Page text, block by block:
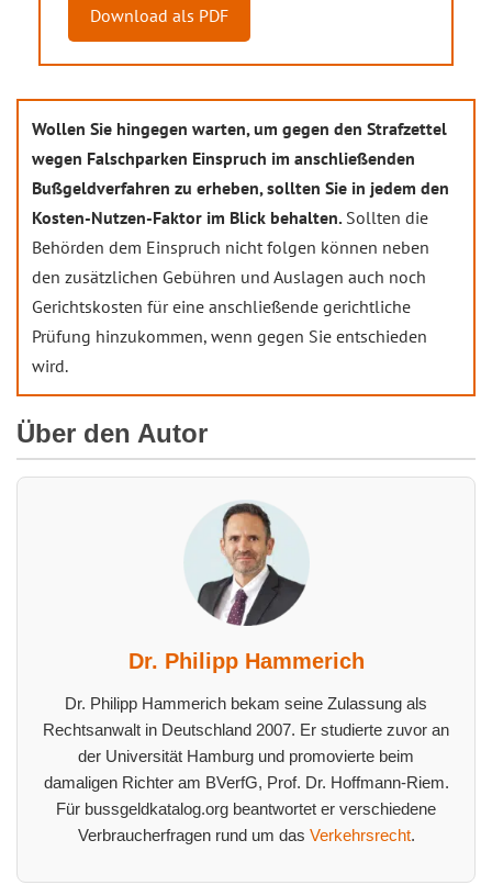
Download als PDF
Wollen Sie hingegen warten, um gegen den Strafzettel
wegen Falschparken Einspruch im anschließenden
Bußgeldverfahren zu erheben, sollten Sie in jedem den
Kosten-Nutzen-Faktor im Blick behalten. Sollten die
Behörden dem Einspruch nicht folgen können neben
den zusätzlichen Gebühren und Auslagen auch noch
Gerichtskosten für eine anschließende gerichtliche
Prüfung hinzukommen, wenn gegen Sie entschieden
wird.
Über den Autor
Dr. Philipp Hammerich
Dr. Philipp Hammerich bekam seine Zulassung als
Rechtsanwalt in Deutschland 2007. Er studierte zuvor an
der Universität Hamburg und promovierte beim
damaligen Richter am BVerfG, Prof. Dr. Hoffmann-Riem.
Für bussgeldkatalog.org beantwortet er verschiedene
Verbraucherfragen rund um das Verkehrsrecht.